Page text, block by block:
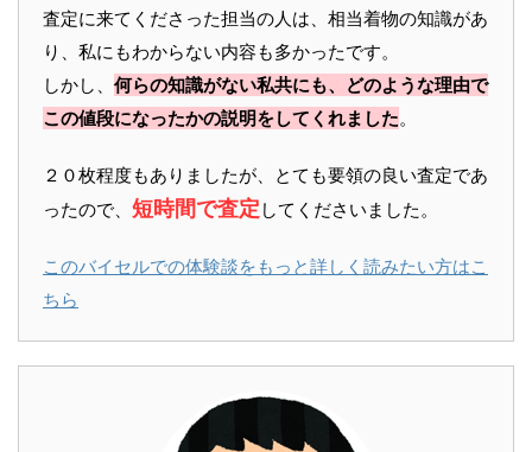
査定に来てくださった担当の人は、相当着物の知識があ
り、私にもわからない内容も多かったです。
しかし、 何らの知識がない私共にも、どのような理由で
この値段になったかの説明をしてくれました。
２０枚程度もありましたが、とても要領の良い査定であ
ったので、 短時間で査定 してくださいました。
このバイセルでの体験談をもっと詳しく読みたい方はこ
ちら